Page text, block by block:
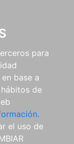
para
base a
de
el uso de